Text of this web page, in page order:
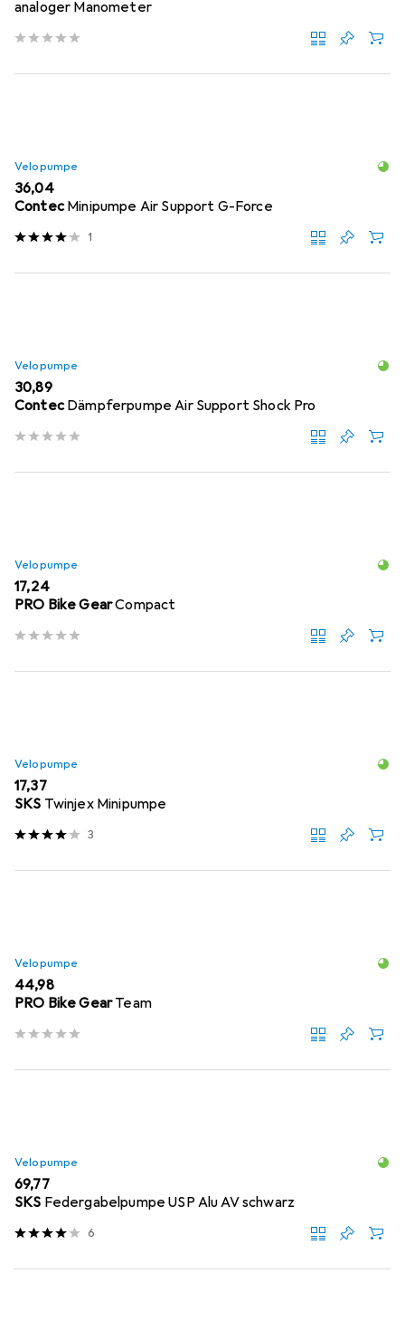
analoger Manometer
Velopumpe
EUR
36,04
Contec Minipumpe Air Support G-Force
1
Velopumpe
EUR
30,89
Contec Dämpferpumpe Air Support Shock Pro
Velopumpe
EUR
17,24
PRO Bike GearCompact
Velopumpe
EUR
17,37
SKS Twinjex Minipumpe
3
Velopumpe
EUR
44,98
PRO Bike GearTeam
Velopumpe
EUR
69,77
SKS Federgabelpumpe USP Alu AV schwarz
6